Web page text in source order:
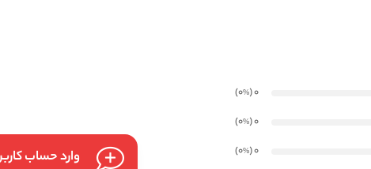
0
(0
%
)
0
(0
%
)
0
(0
%
)
وارد حساب